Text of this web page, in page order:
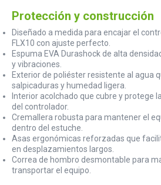
Protección y construcción
Diseñado a medida para encajar el
FLX10 con ajuste perfecto.
Espuma EVA Durashock de alta
y vibraciones.
Exterior de poliéster resistente al agua
salpicaduras y humedad ligera.
Interior acolchado que cubre y protege
del controlador.
Cremallera robusta para mantener el
dentro del estuche.
Asas ergonómicas reforzadas que
en desplazamientos largos.
Correa de hombro desmontable para
transportar el equipo.